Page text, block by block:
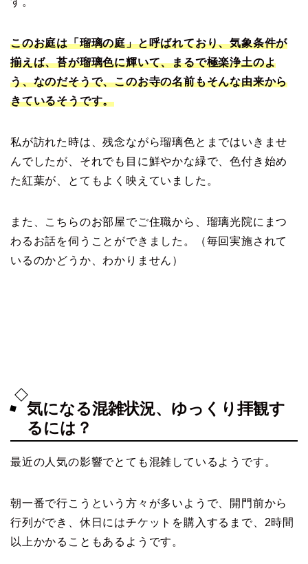
このお庭は「瑠璃の庭」と呼ばれており、気象条件が
揃えば、苔が瑠璃色に輝いて、まるで極楽浄土のよ
う、なのだそうで、このお寺の名前もそんな由来から
きているそうです。
私が訪れた時は、残念ながら瑠璃色とまではいきませ
んでしたが、それでも目に鮮やかな緑で、色付き始め
た紅葉が、とてもよく映えていました。
また、こちらのお部屋でご住職から、瑠璃光院にまつ
わるお話を伺うことができました。（毎回実施されて
いるのかどうか、わかりません）
気になる混雑状況、ゆっくり拝観す
るには？
最近の人気の影響でとても混雑しているようです。
朝一番で行こうという方々が多いようで、開門前から
行列ができ、休日にはチケットを購入するまで、2時間
以上かかることもあるようです。